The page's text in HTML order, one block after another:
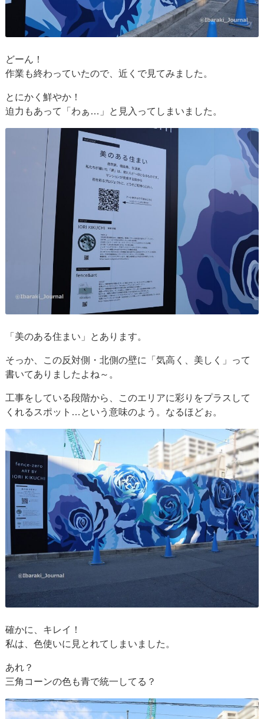
どーん！
作業も終わっていたので、近くで見てみました。
とにかく鮮やか！
迫力もあって「わぁ…」と見入ってしまいました。
「美のある住まい」とあります。
そっか、この反対側・北側の壁に「気高く、美しく」って
書いてありましたよね～。
工事をしている段階から、このエリアに彩りをプラスして
くれるスポット…という意味のよう。なるほどぉ。
確かに、キレイ！
私は、色使いに見とれてしまいました。
あれ？
三角コーンの色も青で統一してる？